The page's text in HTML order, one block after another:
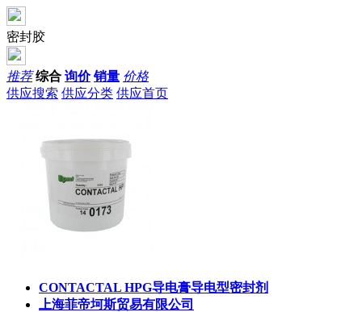
密封胶
推荐 综合 询价 销量 价格
供应搜索 供应分类 供应首页
CONTACTAL HPG导电膏导电型密封剂
上海菲帝坷斯贸易有限公司